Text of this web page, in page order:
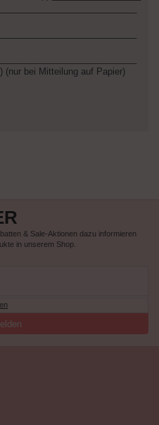
(nur bei Mitteilung auf Papier)
& Sale-Aktionen dazu informieren
in unserem Shop.